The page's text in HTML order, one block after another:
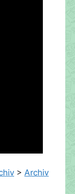
> Archiv